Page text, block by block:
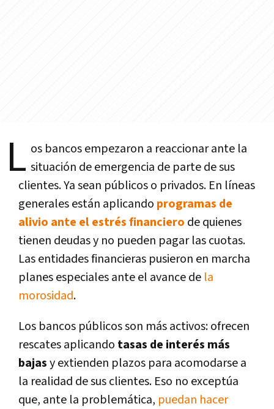
L os bancos empezaron a reaccionar ante la
situación de emergencia de parte de sus
clientes. Ya sean públicos o privados. En líneas
generales están aplicando programas de
alivio ante el estrés financiero de quienes
tienen deudas y no pueden pagar las cuotas.
Las entidades financieras pusieron en marcha
planes especiales ante el avance de la
morosidad.
Los bancos públicos son más activos: ofrecen
rescates aplicando tasas de interés más
bajasy extienden plazos para acomodarse a
la realidad de sus clientes. Eso no exceptúa
que, ante la problemática, puedan hacer